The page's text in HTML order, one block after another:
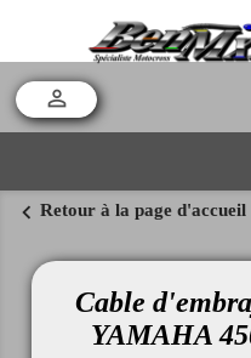

chevron_left Retour à la page d'accueil
Cable
YAMAHA